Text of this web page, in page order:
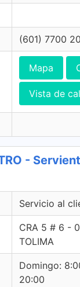
(601) 7700
Mapa
Vista de
-
Servicio al
CRA 5 # 6 -
TOLIMA
Domingo:
20:00